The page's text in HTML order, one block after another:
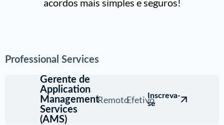
Professional Services
Gerente de
Application
Management
Services
(AMS)
RemotoEfetivoInscreva-
se